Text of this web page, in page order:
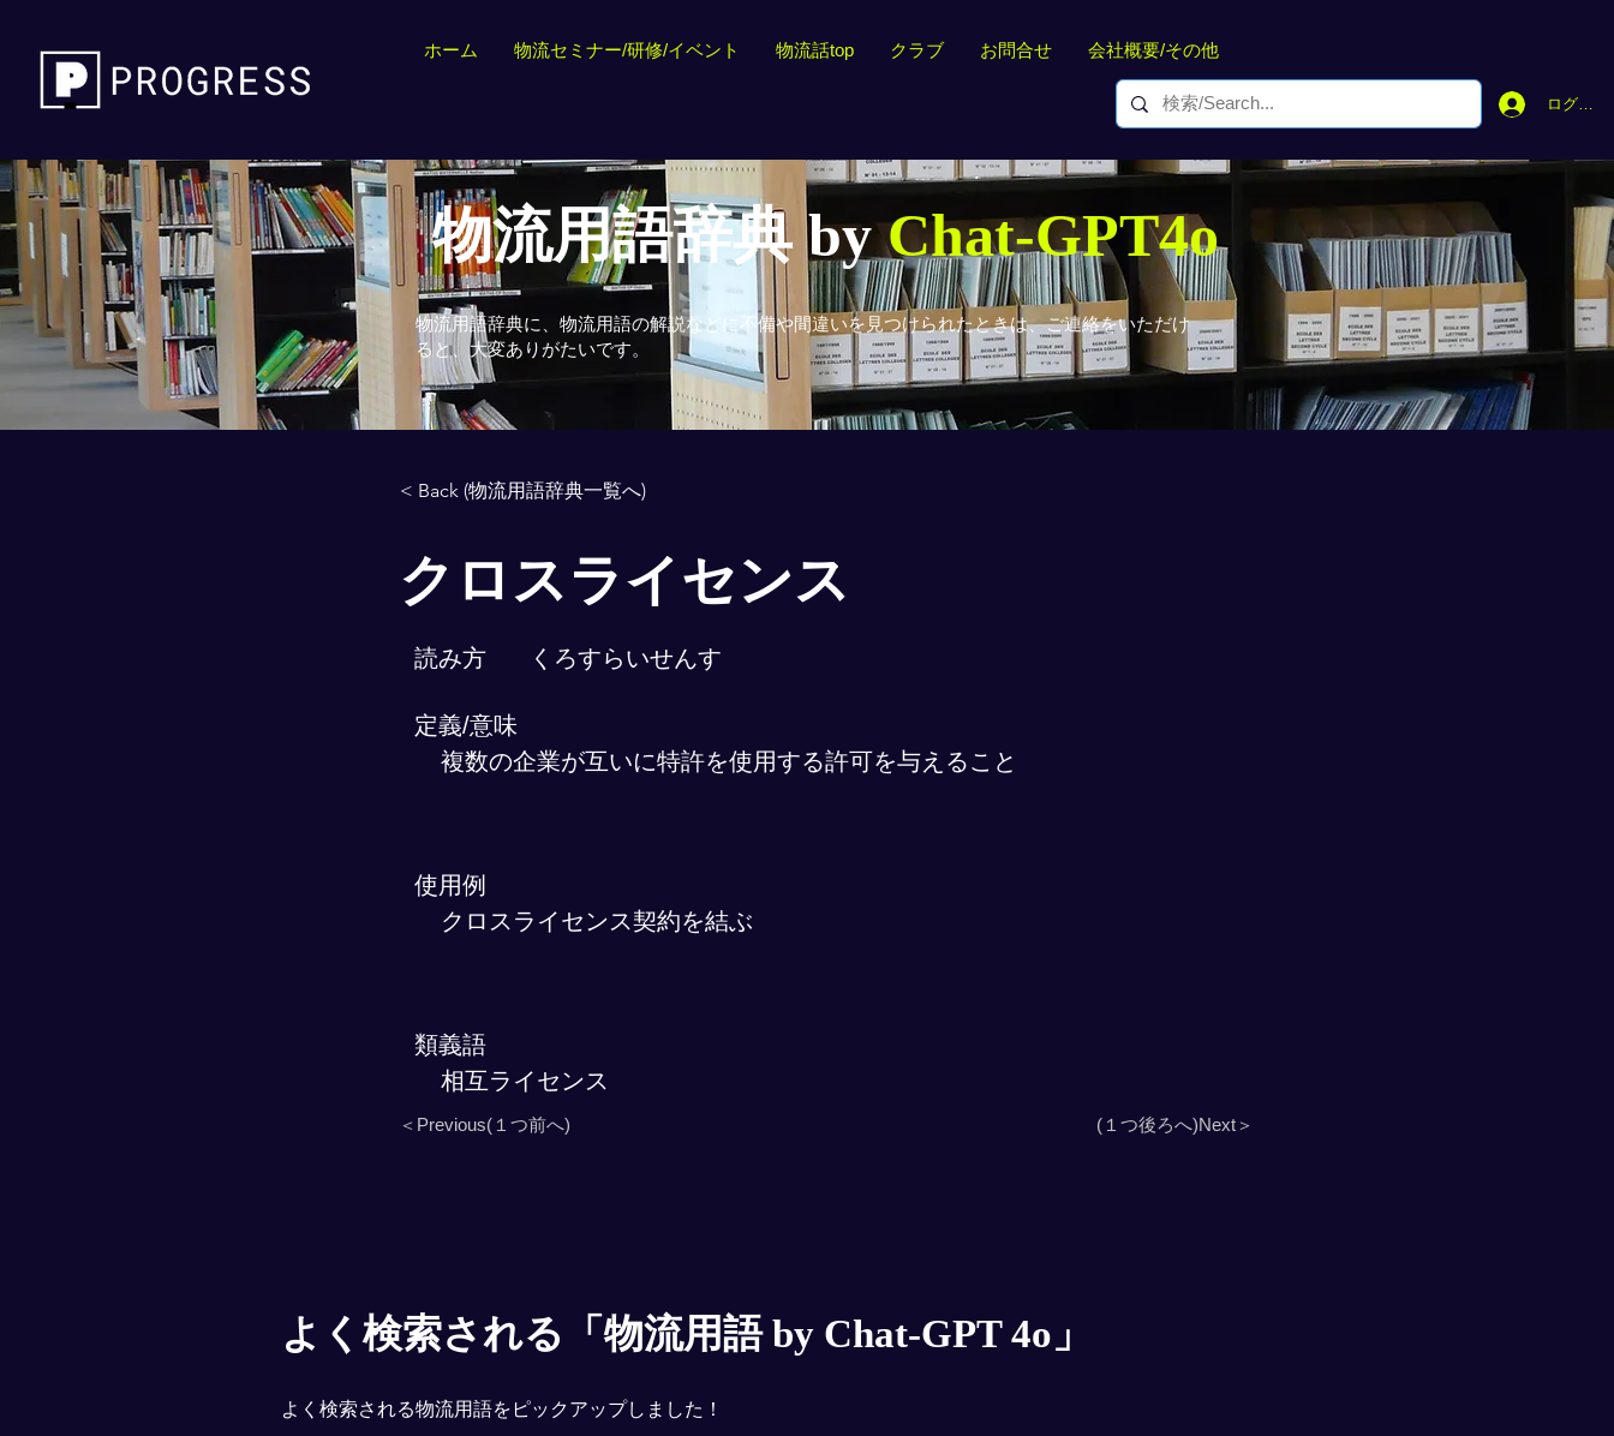
ホーム 物流セミナー/研修/イベント 物流話top クラブ お問合せ 会社概要/その他
ログイン
物流用語辞典 byChat-GPT4o
物流用語辞典に、物流用語の解説などに不備や間違いを見つけられたときは、ご連絡をいただけ
ると、大変ありがたいです。
< Back (物流用語辞典一覧へ)
クロスライセンス
読み方 くろすらいせんす
定義/意味
複数の企業が互いに特許を使用する許可を与えること
使用例
クロスライセンス契約を結ぶ
類義語
相互ライセンス
＜Previous(１つ前へ) (１つ後ろへ)Next＞
よく検索される「物流用語 by Chat-GPT 4o」
よく検索される物流用語をピックアップしました！